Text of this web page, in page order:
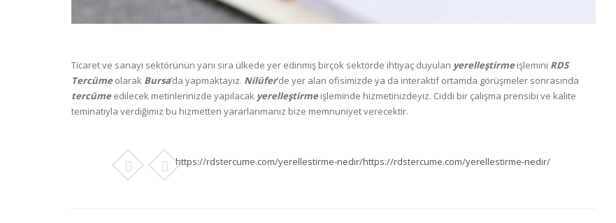
Ticaret ve sanayi sektörünün yanı sıra ülkede yer edinmiş birçok sektörde ihtiyaç duyulan yerelleştirmeişlemini RDS
Tercümeolarak Bursa’da yapmaktayız. Nilüfer’de yer alan ofisimizde ya da interaktif ortamda görüşmeler sonrasında
tercümeedilecek metinlerinizde yapılacak yerelleştirmeişleminde hizmetinizdeyiz. Ciddi bir çalışma prensibi ve kalite
teminatıyla verdiğimiz bu hizmetten yararlanmanız bize memnuniyet verecektir.
https://rdstercume.com/yerellestirme-nedir/https://rdstercume.com/yerellestirme-nedir/